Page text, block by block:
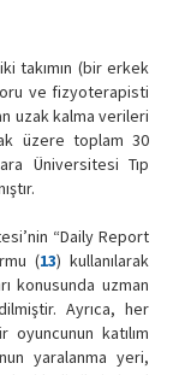
takımın (bir erkek
ve fizyoterapisti
uzak kalma verileri
üzere toplam 30
Üniversitesi Tıp
“Daily Report
(13) kullanılarak
konusunda uzman
Ayrıca, her
katılım
yaralanma yeri,